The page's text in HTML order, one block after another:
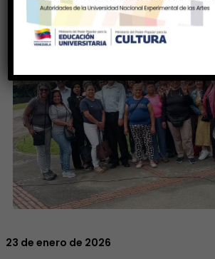
23 de enero de 2026